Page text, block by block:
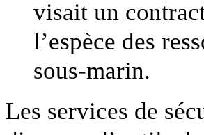
visait un
l’espèce des
sous-marin.
Les services de